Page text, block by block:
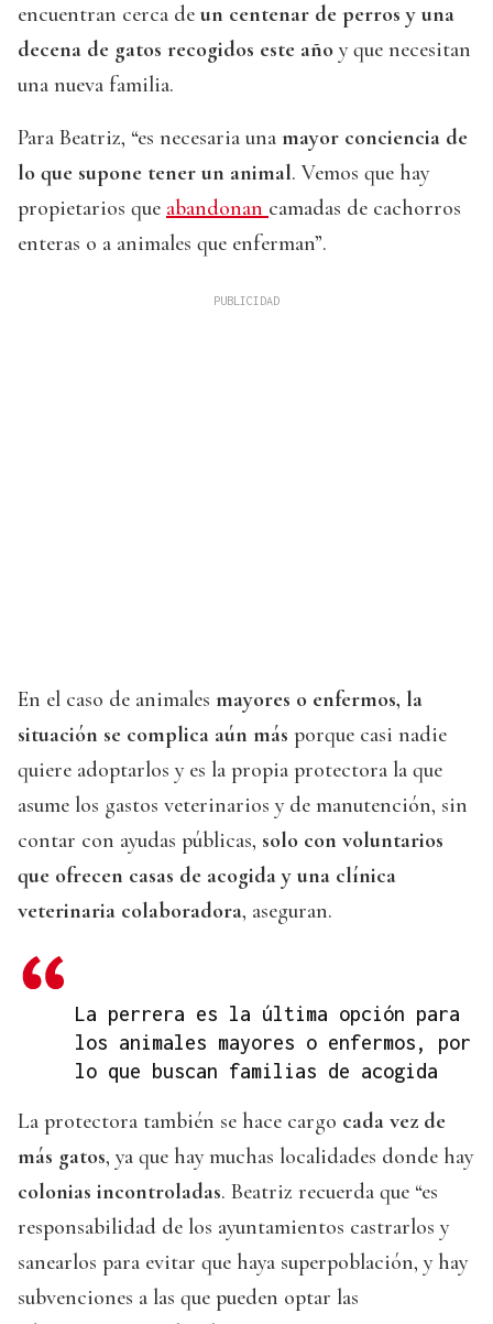
encuentran cerca de un centenar de perros y una
decena de gatos recogidos este año y que necesitan
una nueva familia.
Para Beatriz, “es necesaria una mayor conciencia de
lo que supone tener un animal. Vemos que hay
propietarios que abandonan camadas de cachorros
enteras o a animales que enferman”.
En el caso de animales mayores o enfermos, la
situación se complica aún más porque casi nadie
quiere adoptarlos y es la propia protectora la que
asume los gastos veterinarios y de manutención, sin
contar con ayudas públicas, solo con voluntarios
que ofrecen casas de acogida y una clínica
veterinaria colaboradora, aseguran.
La perrera es la última opción para
los animales mayores o enfermos, por
lo que buscan familias de acogida
La protectora también se hace cargo cada vez de
más gatos, ya que hay muchas localidades donde hay
colonias incontroladas. Beatriz recuerda que “es
responsabilidad de los ayuntamientos castrarlos y
sanearlos para evitar que haya superpoblación, y hay
subvenciones a las que pueden optar las